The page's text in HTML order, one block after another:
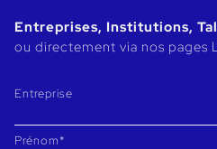
Entreprises, Institutions,
ou directement via nos pages
Entreprise
Prénom*